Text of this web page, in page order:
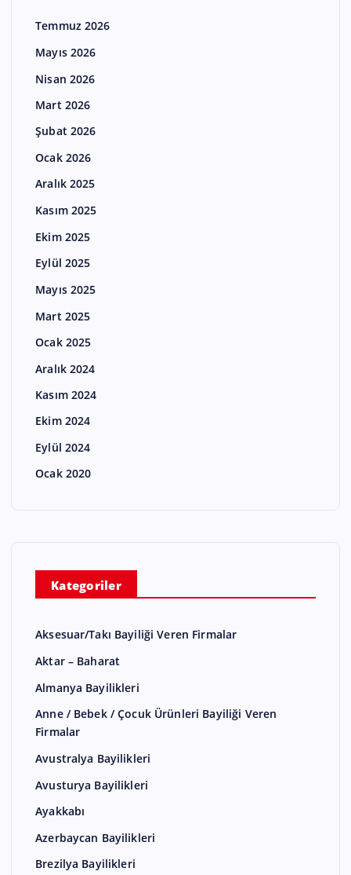
Temmuz 2026
Mayıs 2026
Nisan 2026
Mart 2026
Şubat 2026
Ocak 2026
Aralık 2025
Kasım 2025
Ekim 2025
Eylül 2025
Mayıs 2025
Mart 2025
Ocak 2025
Aralık 2024
Kasım 2024
Ekim 2024
Eylül 2024
Ocak 2020
Kategoriler
Aksesuar/Takı Bayiliği Veren Firmalar
Aktar – Baharat
Almanya Bayilikleri
Anne / Bebek / Çocuk Ürünleri Bayiliği Veren
Firmalar
Avustralya Bayilikleri
Avusturya Bayilikleri
Ayakkabı
Azerbaycan Bayilikleri
Brezilya Bayilikleri